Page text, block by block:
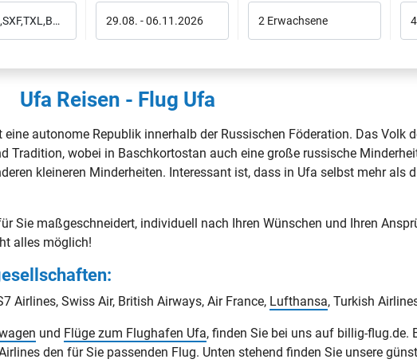
29.08. -06.11.2026 2 Erwachsene 4
Ufa Reisen - Flug Ufa
autonome Republik innerhalb der Russischen Föderation. Das Volk
Tradition, wobei in Baschkortostan auch eine große russische
kleineren Minderheiten. Interessant ist, dass in Ufa selbst mehr als
Sie maßgeschneidert, individuell nach Ihren Wünschen und Ihren
alles möglich!
Airlines, Swiss Air, British Airways, Air France, Lufthansa, Turkish
und Flüge zum Flughafen Ufa, finden Sie bei uns auf billig-flug.de.
den für Sie passenden Flug. Unten stehend finden Sie unsere